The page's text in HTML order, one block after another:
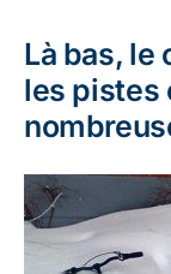
Là bas, le
les pistes